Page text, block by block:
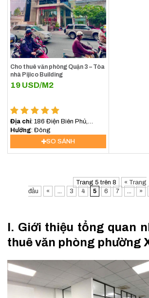
Cho thuê văn phòng Quận 3 – Tòa
nhà Pijico Building
19 USD/M2
Địa chỉ: 186 Điện Biên Phủ,
Phường 6, Quận 3
Hướng : Đông
SO SÁNH
Trang 5 trên 8
« Trang
đầu
« ... 3 4 5 6 7 ... »
I. Giới thiệu tổng quan
thuê văn phòng phường